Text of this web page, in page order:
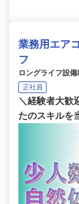
業務用エア
フ
ロングライフ設
正社員
＼経験者大歓
たのスキルを